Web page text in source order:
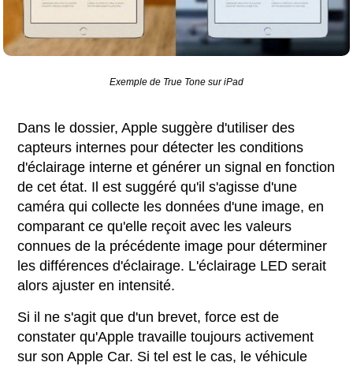
Exemple de True Tone sur iPad
Dans le dossier, Apple suggère d'utiliser des
capteurs internes pour détecter les conditions
d'éclairage interne et générer un signal en fonction
de cet état. Il est suggéré qu'il s'agisse d'une
caméra qui collecte les données d'une image, en
comparant ce qu'elle reçoit avec les valeurs
connues de la précédente image pour déterminer
les différences d'éclairage. L'éclairage LED serait
alors ajuster en intensité.
Si il ne s'agit que d'un brevet, force est de
constater qu'Apple travaille toujours activement
sur son Apple Car. Si tel est le cas, le véhicule